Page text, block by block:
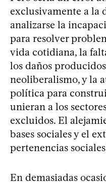
exclusivamente a la
analizarse la
para resolver
vida cotidiana, la
los daños
neoliberalismo, y la
política para
unieran a los
excluidos. El
bases sociales y el
pertenencias
En demasiadas